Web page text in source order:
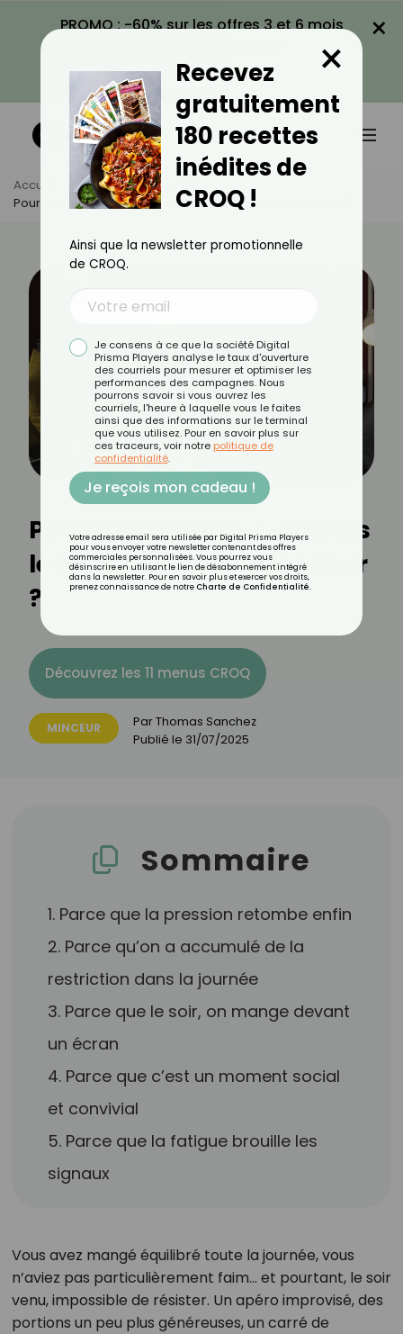
PROMO : -60% sur les offres 3 et 6 mois
VOIR LA PROMO
×
Accueil Actus
Minceur
Pourquoi Mange-T-On Plus Le Soir Sans S’en Apercevoir ?
Pourquoi mange-t-on plus
le soir sans s’en apercevoir
?
Découvrez les 11 menus CROQ
MINCEUR ParThomas Sanchez
Publié le 31/07/2025
Sommaire
1. Parce que la pression retombe enfin
2. Parce qu’on a accumulé de la
restriction dans la journée
3. Parce que le soir, on mange devant
un écran
4. Parce que c’est un moment social
et convivial
5. Parce que la fatigue brouille les
signaux
Vous avez mangé équilibré toute la journée, vous
n’aviez pas particulièrement faim… et pourtant, le soir
venu, impossible de résister. Un apéro improvisé, des
portions un peu plus généreuses, un carré de
Recevez
gratuitement
180 recettes
inédites de
CROQ !
×
Ainsi que la newsletter promotionnelle
de CROQ.
Je consens à ce que la société Digital
Prisma Players analyse le taux d'ouverture
des courriels pour mesurer et optimiser les
performances des campagnes. Nous
pourrons savoir si vous ouvrez les
courriels, l'heure à laquelle vous le faites
ainsi que des informations sur le terminal
que vous utilisez. Pour en savoir plus sur
ces traceurs, voir notre politique de
confidentialité.
Je reçois mon cadeau !
Votre adresse email sera utilisée par Digital Prisma Players
pour vous envoyer votre newsletter contenant des offres
commerciales personnalisées. Vous pourrez vous
désinscrire en utilisant le lien de désabonnement intégré
dans la newsletter. Pour en savoir plus et exercer vos droits,
prenez connaissance de notre Charte de Confidentialité.